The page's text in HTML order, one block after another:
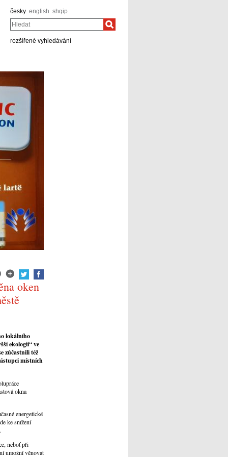
česky english shqip
Hledat
rozšířené vyhledávání
oken
lokálního
ekologii“ ve
zúčastnili též
místních
okna
energetické
ke snížení
neboť při
umožní věnovat